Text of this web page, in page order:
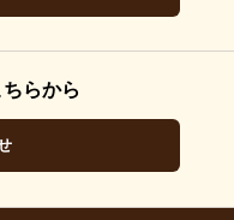
らから